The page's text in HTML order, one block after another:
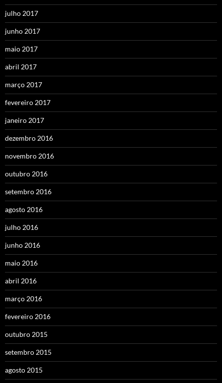
julho 2017
junho 2017
maio 2017
abril 2017
março 2017
fevereiro 2017
janeiro 2017
dezembro 2016
novembro 2016
outubro 2016
setembro 2016
agosto 2016
julho 2016
junho 2016
maio 2016
abril 2016
março 2016
fevereiro 2016
outubro 2015
setembro 2015
agosto 2015